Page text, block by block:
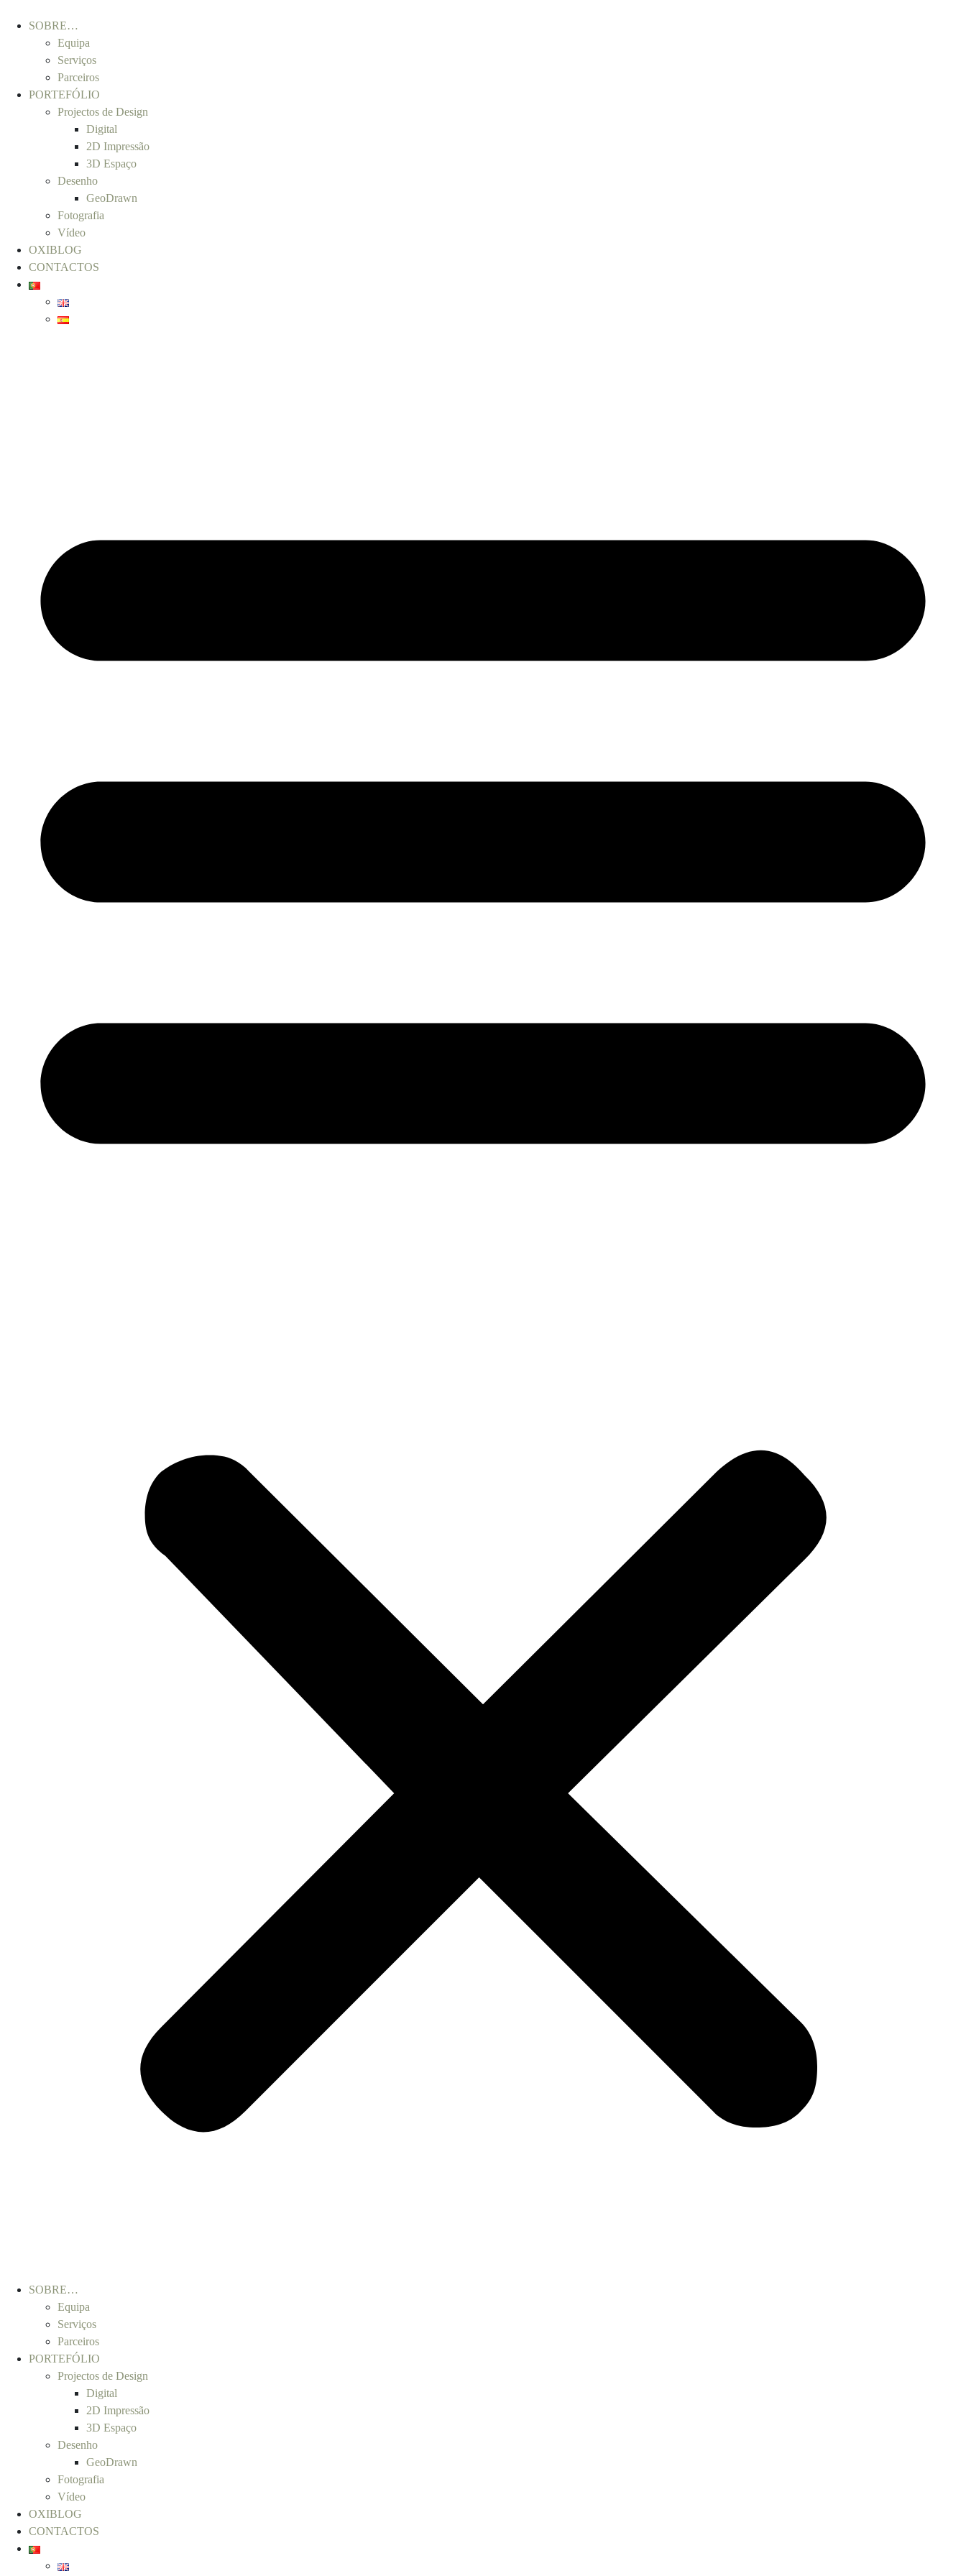
SOBRE…
Equipa
Serviços
Parceiros
PORTEFÓLIO
Projectos de Design
Digital
2D Impressão
3D Espaço
Desenho
GeoDrawn
Fotografia
Vídeo
OXIBLOG
CONTACTOS
SOBRE…
Equipa
Serviços
Parceiros
PORTEFÓLIO
Projectos de Design
Digital
2D Impressão
3D Espaço
Desenho
GeoDrawn
Fotografia
Vídeo
OXIBLOG
CONTACTOS